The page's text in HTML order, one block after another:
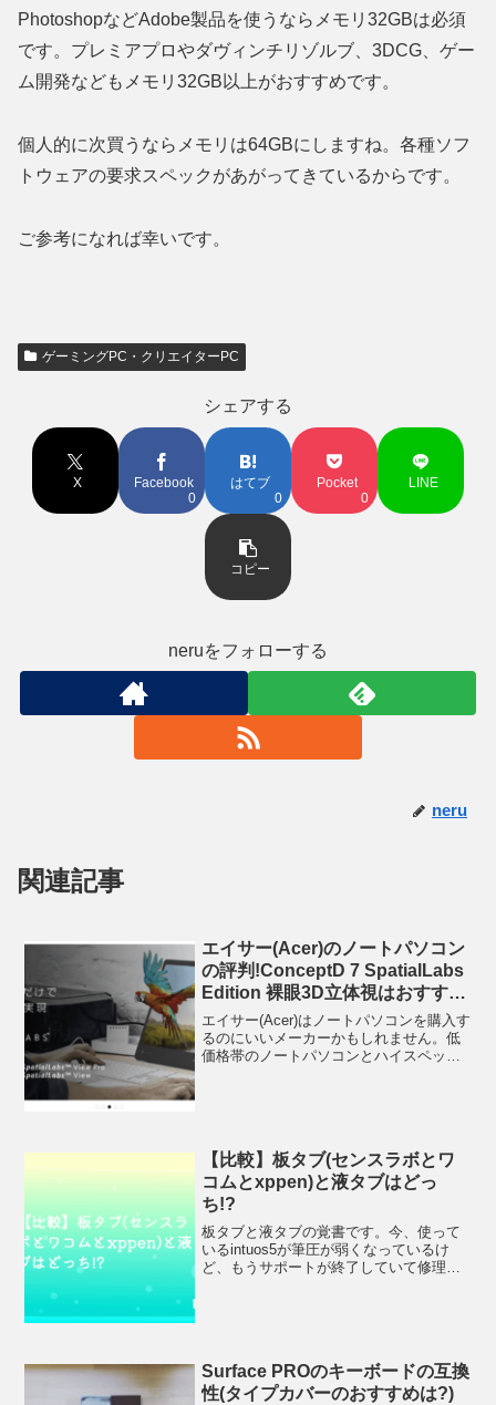
PhotoshopなどAdobe製品を使うならメモリ32GBは必須
です。プレミアプロやダヴィンチリゾルブ、3DCG、ゲー
ム開発などもメモリ32GB以上がおすすめです。
個人的に次買うならメモリは64GBにしますね。各種ソフ
トウェアの要求スペックがあがってきているからです。
ご参考になれば幸いです。
ゲーミングPC・クリエイターPC
シェアする
X
Facebook
0
はてブ
0
Pocket
0
LINE
コピー
neruをフォローする
neru
関連記事
エイサー(Acer)のノートパソコン
の評判!ConceptD 7 SpatialLabs
Edition 裸眼3D立体視はおすす
め!?
エイサー(Acer)はノートパソコンを購入す
るのにいいメーカーかもしれません。低
価格帯のノートパソコンとハイスペック
【比較】板タブ(センスラボとワ
コムとxppen)と液タブはどっ
ち!?
板タブと液タブの覚書です。今、使って
いるintuos5が筆圧が弱くなっているけ
ど、もうサポートが終了していて修理と
Surface PROのキーボードの互換
性(タイプカバーのおすすめは?)